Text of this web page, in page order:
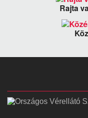
Rajta